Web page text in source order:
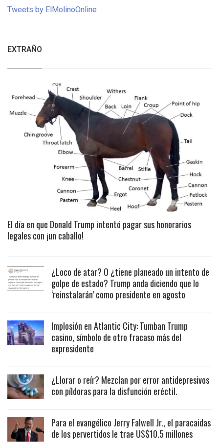
Tweets by ElMolinoOnline
EXTRAÑO
El día en que Donald Trump intentó pagar sus honorarios
legales con ¡un caballo!
¿Loco de atar? O ¿tiene planeado un intento de
golpe de estado? Trump anda diciendo que lo
‘reinstalarán’ como presidente en agosto
Implosión en Atlantic City: Tumban Trump
casino, símbolo de otro fracaso más del
expresidente
¿Llorar o reír? Mezclan por error antidepresivos
con píldoras para la disfunción eréctil.
Para el evangélico Jerry Falwell Jr., el paracaidas
de los pervertidos le trae US$10.5 millones